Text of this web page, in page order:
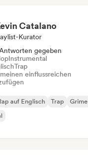
Catalano
Kurator
gegeben
Instrumental
Trap
einflussreichen
auf Englisch Trap
Grime